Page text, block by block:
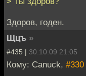
Здоров, годен.
Щцъ »
#435 | 30.10.09 21:05
Кому: Canuck, #330